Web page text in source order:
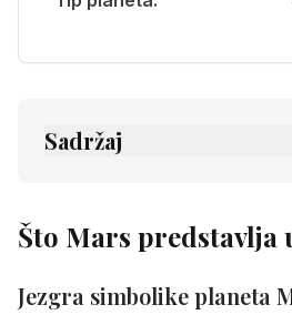
Sadržaj
2. Kako Mars utječe na
Što Mars
Jezgra simbolike planeta